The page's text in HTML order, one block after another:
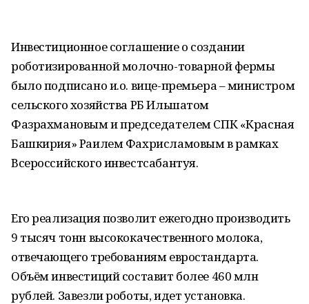
Инвестиционное соглашение о создании
роботизированной молочно-товарной фермы
было подписано и.о. вице-премьера – министром
сельского хозяйства РБ Ильшатом
Фазрахмановым и председателем СПК «Красная
Башкирия» Раилем Фахрисламовым в рамках
Всероссийского инвестсабантуя.
Его реализация позволит ежегодно производить
9 тысяч тонн высококачественного молока,
отвечающего требованиям евростандарта.
Объём инвестиций составит более 460 млн
рублей. Завезли роботы, идет установка.